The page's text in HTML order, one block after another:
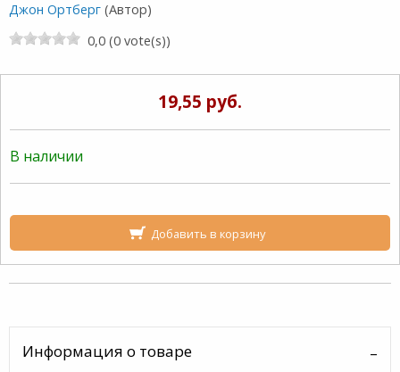
Джон Ортберг (Автор)
0,0 (0 vote(s))
19,55 руб.
В наличии
Добавить в корзину
Информация о товаре